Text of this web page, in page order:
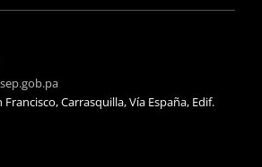
Carrasquilla, Vía España, Edif.